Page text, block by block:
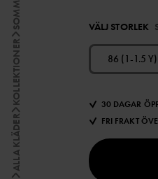
ALLA KLÄDER
KOLLEKTIONER
VÄLJ STORLEK
86 (1-1.5 Y)
30 DAGAR
FRI FRAKT